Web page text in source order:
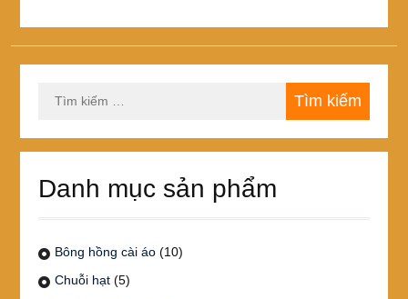
chọn
trang
kiếm
Danh mục sản phẩm
Bông hồng cài áo (10)
Chuỗi hạt (5)